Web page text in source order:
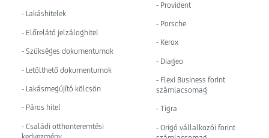
- Lakáshitelek
- Előrelátó jelzáloghitel
- Szükséges dokumentumok
- Letölthető dokumentumok
- Lakásmegújító kölcsön
- Páros hitel
- Családi otthonteremtési
- Provident
- Porsche
- Kerox
- Diageo
- Flexi Business forint
számlacsomag
- Tigra
- Origó vállalkozói forint